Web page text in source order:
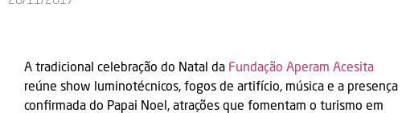
A tradicional celebração do Natal da Fundação Aperam Acesita
reúne show luminotécnicos, fogos de artifício, música e a presença
confirmada do Papai Noel, atrações que fomentam o turismo em